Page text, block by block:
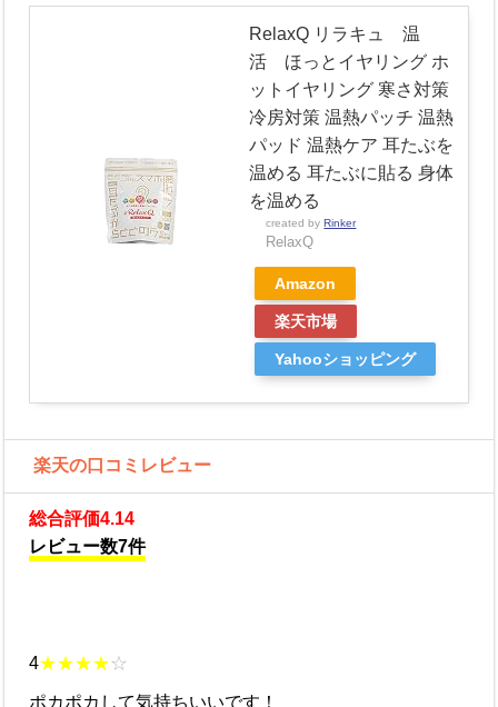
RelaxQ リラキュ 温
活 ほっとイヤリング ホ
ットイヤリング 寒さ対策
冷房対策 温熱パッチ 温熱
パッド 温熱ケア 耳たぶを
温める 耳たぶに貼る 身体
を温める
created byRinker
RelaxQ
Amazon
楽天市場
Yahooショッピング
楽天の口コミレビュー
総合評価4.14
レビュー数7件
4★★★★☆
ポカポカして気持ちいいです！